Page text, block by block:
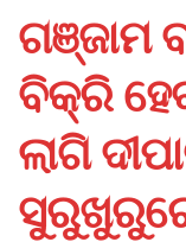
ଗଞ୍ଜାମ
ବିକ୍ରି
ଲାଗି